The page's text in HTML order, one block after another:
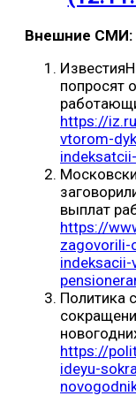
Внешние СМИ:
попросят
https://
vtorom-
выплат
https://
zagovorili-
Политика
https://
ideyu-